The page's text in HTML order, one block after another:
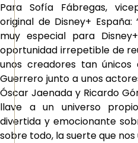
Para Sofía Fábregas,
original de Disney+ España:
muy especial para
oportunidad irrepetible de
unos creadores tan
Guerrero junto a unos
Óscar Jaenada y Ricardo
llave a un universo
divertida y emocionante
sobre todo, la suerte que nos